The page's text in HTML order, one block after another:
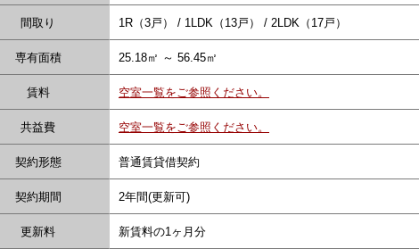
間取り 1R（3戸） / 1LDK（13戸） / 2LDK（17戸）
専有面積 25.18㎡ ～ 56.45㎡
賃料 空室一覧をご参照ください。
共益費 空室一覧をご参照ください。
契約形態 普通賃貸借契約
契約期間 2年間(更新可)
更新料 新賃料の1ヶ月分